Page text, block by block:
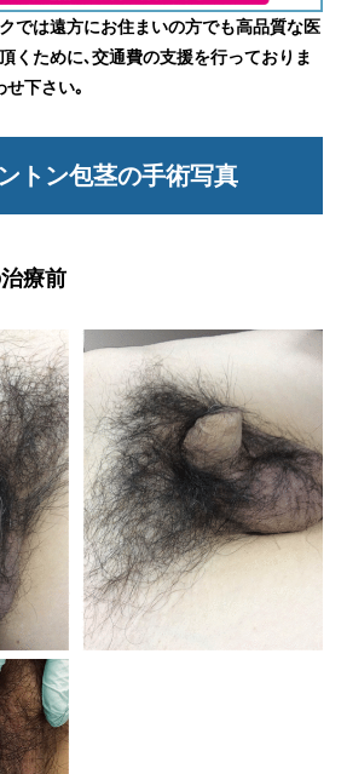
では遠方にお住まいの方でも高品質な医
くために､交通費の支援を行っておりま
せ下さい｡
トン包茎の手術写真
療前